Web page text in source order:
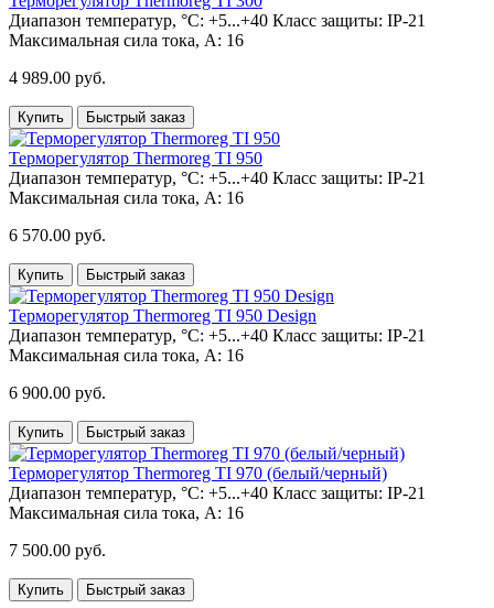
Диапазон температур, °С: +5...+40 Класс защиты: IP-21
Максимальная сила тока, А: 16
4 989.00 руб.
Купить Быстрый заказ
Терморегулятор Thermoreg TI 950
Диапазон температур, °С: +5...+40 Класс защиты: IP-21
Максимальная сила тока, А: 16
6 570.00 руб.
Купить Быстрый заказ
Терморегулятор Thermoreg TI 950 Design
Диапазон температур, °С: +5...+40 Класс защиты: IP-21
Максимальная сила тока, А: 16
6 900.00 руб.
Купить Быстрый заказ
Терморегулятор Thermoreg TI 970 (белый/черный)
Диапазон температур, °С: +5...+40 Класс защиты: IP-21
Максимальная сила тока, А: 16
7 500.00 руб.
Купить Быстрый заказ